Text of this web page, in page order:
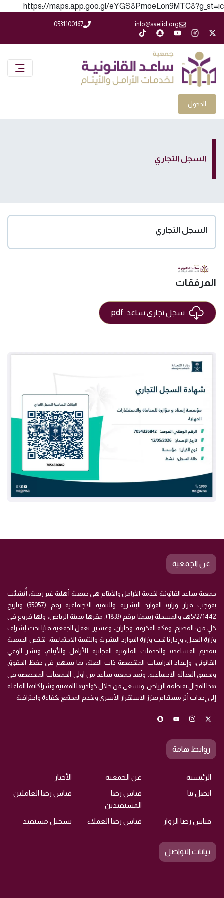
https://maps.app.goo.gl/eYGS8PmoeLon9MTC8?g_st=ic
info@saeiid.org
0531100167
الدخول
السجل التجاري
السجل التجاري
المرفقات
سجل تجاري ساعد .pdf
عن الجمعية
جمعية ساعد القانونية لخدمة الأرامل والأيتام هي جمعية أهلية غير ربحية، أُنشئت
بموجب قرار وزارة الموارد البشرية والتنمية الاجتماعية رقم (35057) وتاريخ
5/2/1442هـ، والمسجلة رسميًا برقم (1833). مقرها مدينة الرياض، ولها فروع في
كلٍ من: القصيم، ومكة المكرمة، وجازان، وعسير. تعمل الجمعية فنيًا تحت إشراف
وزارة العدل، وإداريًا تحت وزارة الموارد البشرية والتنمية الاجتماعية، تختص الجمعية
بتقديم المساعدة والخدمات القانونية المجانية للأرامل والأيتام، ونشر الوعي
القانوني، وإعداد الدراسات المتخصصة ذات الصلة، بما يسهم في حفظ الحقوق
وتحقيق العدالة الاجتماعية. وتُعد جمعية ساعد من اولى الجمعيات المتخصصه في
هذا المجال بمنطقة الرياض، وتسعى من خلال كوادرها المهنية وشراكاتها الفاعلة
إلى إحداث أثر مستدام يعزز الاستقرار الأسري ويخدم المجتمع بكفاءة واحترافية
روابط هامة
الرئيسية عن الجمعية
الأخبار
اتصل بنا
قياس رضا
المستفيدين
قياس رضا العاملين
قياس رضا الزوار قياس رضا العملاء تسجيل مستفيد
بيانات التواصل